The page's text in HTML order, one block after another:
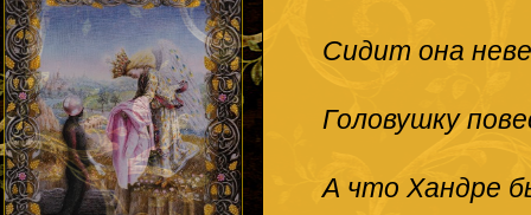
Сидит она
Головушку
А что Хандре